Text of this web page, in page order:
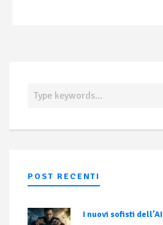
POST RECENTI
I nuovi sofisti dell’AI